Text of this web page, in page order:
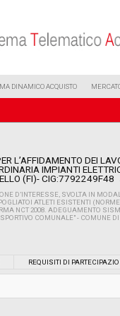
DINAMICO ACQUISTO
L’AFFIDAMENTO DEI
IMPIANTI
(FI)- CIG:7792249F48
D’INTERESSE, SVOLTA IN
ATLETI ESISTENTI
NCT 2008. ADEGUAMENTO
COMUNALE" - COMUNE
REQUISITI DI